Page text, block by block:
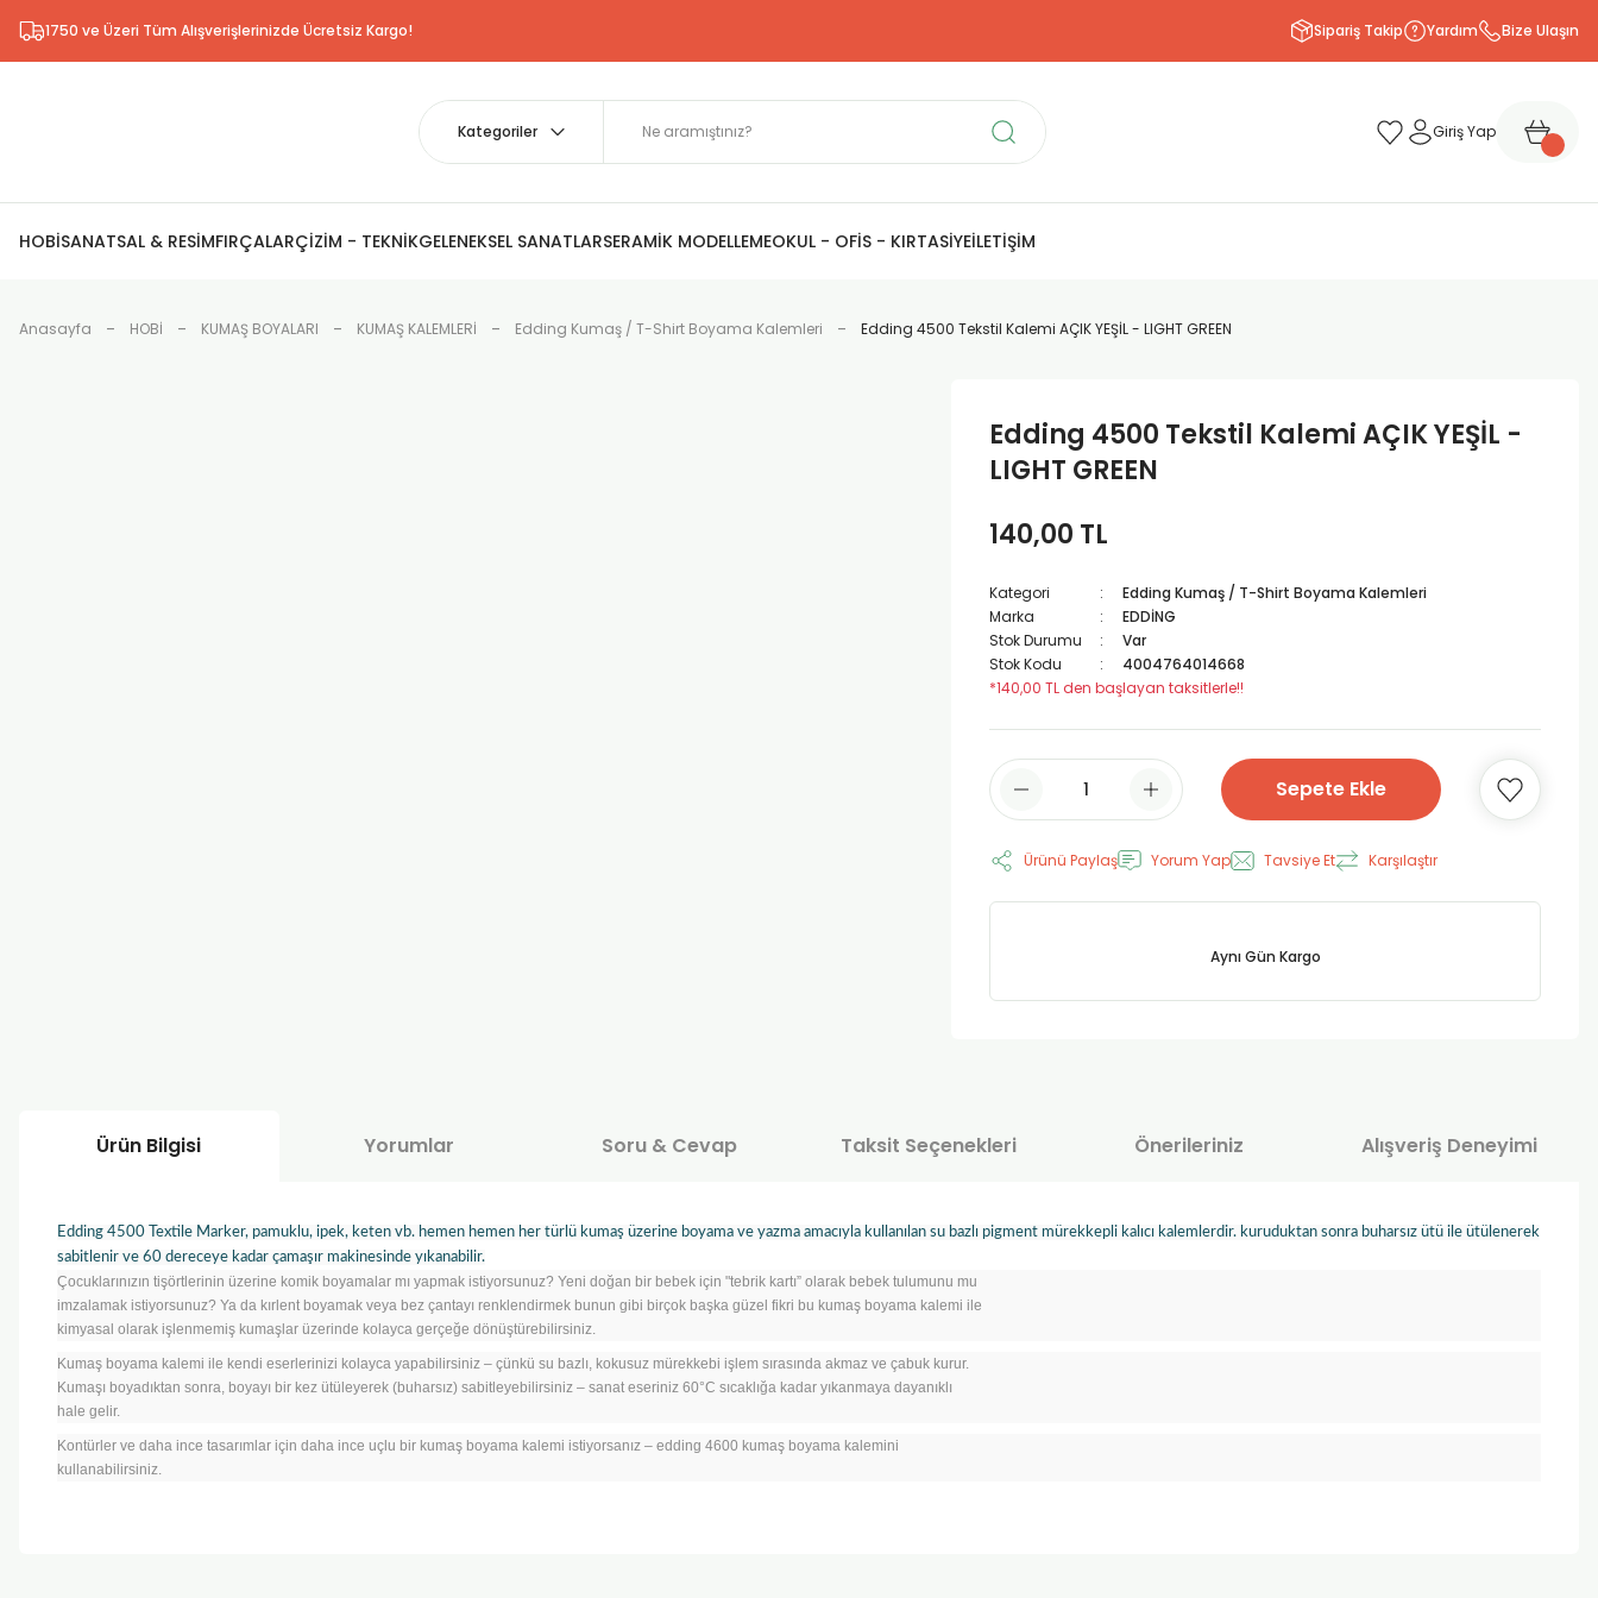
1750 ve Üzeri Tüm Alışverişlerinizde Ücretsiz Kargo! Sipariş Takip Yardım Bize Ulaşın
Giriş Yap
HOBİSANATSAL & RESİMFIRÇALARÇİZİM - TEKNİKGELENEKSEL SANATLARSERAMİK MODELLEMEOKUL - OFİS - KIRTASİYEİLETİŞİM
Anasayfa HOBİ KUMAŞ BOYALARI KUMAŞ KALEMLERİ Edding Kumaş / T-Shirt Boyama Kalemleri Edding 4500 Tekstil Kalemi AÇIK YEŞİL - LIGHT GREEN
Edding 4500 Tekstil Kalemi AÇIK YEŞİL -
LIGHT GREEN
140,00 TL
Kategori
Edding Kumaş / T-Shirt Boyama Kalemleri
Marka
EDDİNG
Stok Durumu
Var
Stok Kodu
4004764014668
*140,00 TL den başlayan taksitlerle!!
Sepete Ekle
Ürünü Paylaş Yorum Yap Tavsiye Et Karşılaştır
Aynı Gün Kargo
Ürün Bilgisi Yorumlar Soru & Cevap Taksit Seçenekleri Önerileriniz Alışveriş Deneyimi
Edding 4500 Textile Marker, pamuklu, ipek, keten vb. hemen hemen her türlü kumaş üzerine boyama ve yazma amacıyla kullanılan su bazlı pigment mürekkepli kalıcı kalemlerdir. kuruduktan sonra buharsız ütü ile ütülenerek
sabitlenir ve 60 dereceye kadar çamaşır makinesinde yıkanabilir.
Çocuklarınızın tişörtlerinin üzerine komik boyamalar mı yapmak istiyorsunuz? Yeni doğan bir bebek için "tebrik kartı” olarak bebek tulumunu mu
imzalamak istiyorsunuz? Ya da kırlent boyamak veya bez çantayı renklendirmek bunun gibi birçok başka güzel fikri bu kumaş boyama kalemi ile
kimyasal olarak işlenmemiş kumaşlar üzerinde kolayca gerçeğe dönüştürebilirsiniz.
Kumaş boyama kalemi ile kendi eserlerinizi kolayca yapabilirsiniz – çünkü su bazlı, kokusuz mürekkebi işlem sırasında akmaz ve çabuk kurur.
Kumaşı boyadıktan sonra, boyayı bir kez ütüleyerek (buharsız) sabitleyebilirsiniz – sanat eseriniz 60°C sıcaklığa kadar yıkanmaya dayanıklı
hale gelir.
Kontürler ve daha ince tasarımlar için daha ince uçlu bir kumaş boyama kalemi istiyorsanız – edding 4600 kumaş boyama kalemini
kullanabilirsiniz.